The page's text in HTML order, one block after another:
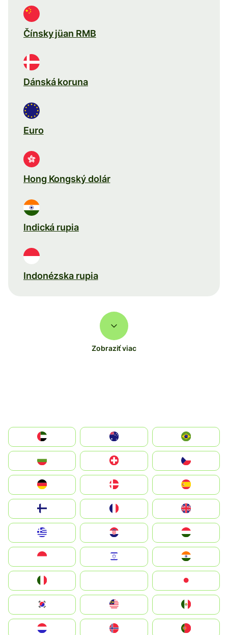
Čínsky jüan RMB
Dánská koruna
Euro
Hong Kongský dolár
Indická rupia
Indonézska rupia
Zobraziť viac
الإمارات العربية المتحدة
Switzerland
Deutschland
United Kingdom
Magyarország
South Korea